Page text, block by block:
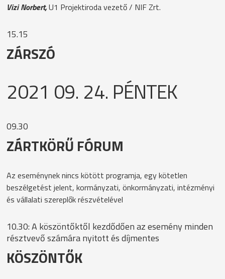
Vizi Norbert,U1 Projektiroda vezető/ NIF Zrt.
15.15
ZÁRSZÓ
2021 09. 24. PÉNTEK
09.30
ZÁRTKÖRŰ FÓRUM
Az eseménynek nincs kötött programja, egy kötetlen
beszélgetést jelent, kormányzati, önkormányzati, intézményi
és vállalati szereplők részvételével
10.30: A köszöntőktől kezdődően az esemény minden
résztvevő számára nyitott és díjmentes
KÖSZÖNTŐK